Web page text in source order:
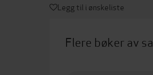
Legg til i ønskeliste
Flere bøker av